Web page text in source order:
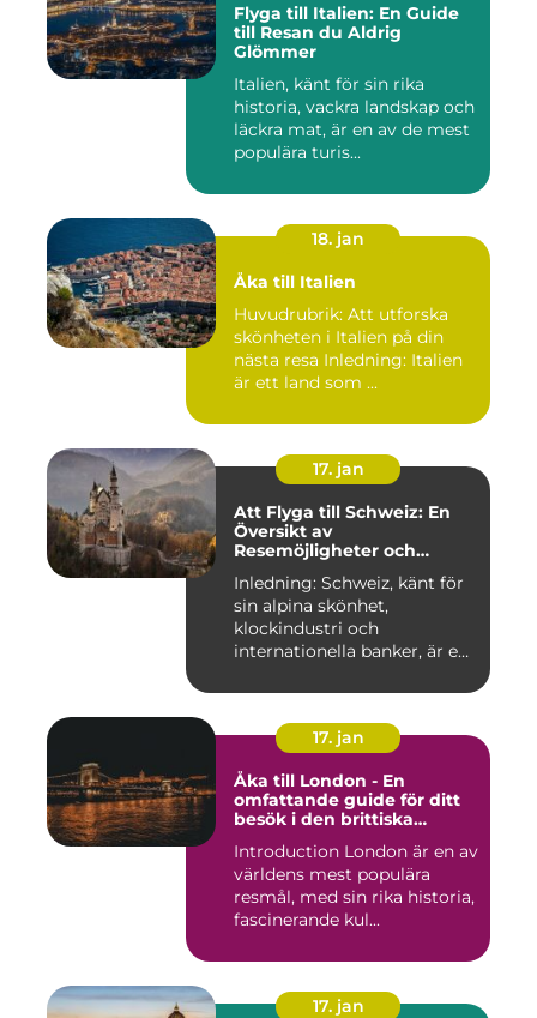
Flyga till Italien: En Guide
till Resan du Aldrig
Glömmer
Italien, känt för sin rika
historia, vackra landskap och
läckra mat, är en av de mest
populära turis...
18. jan
Åka till Italien
Huvudrubrik: Att utforska
skönheten i Italien på din
nästa resa Inledning: Italien
är ett land som ...
17. jan
Att Flyga till Schweiz: En
Översikt av
Resemöjligheter och
Nackdelar
Inledning: Schweiz, känt för
sin alpina skönhet,
klockindustri och
internationella banker, är en
17. jan
Åka till London - En
omfattande guide för ditt
besök i den brittiska
Introduction London är en av
världens mest populära
resmål, med sin rika historia,
fascinerande kul...
17. jan